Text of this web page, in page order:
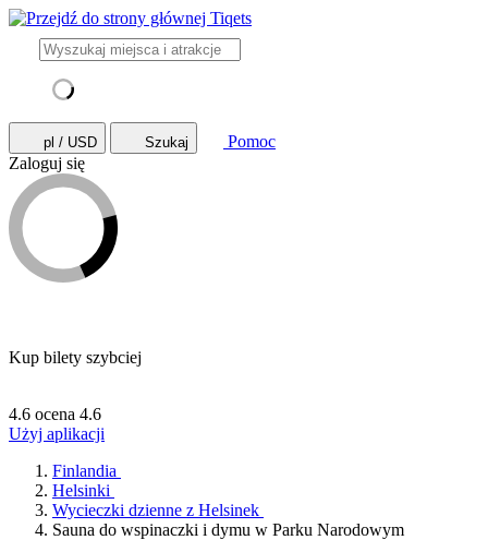
pl / USD Szukaj
Pomoc
Zaloguj się
Kup bilety szybciej
4.6 ocena 4.6
Użyj aplikacji
Finlandia
Helsinki
Wycieczki dzienne z Helsinek
Sauna do wspinaczki i dymu w Parku Narodowym